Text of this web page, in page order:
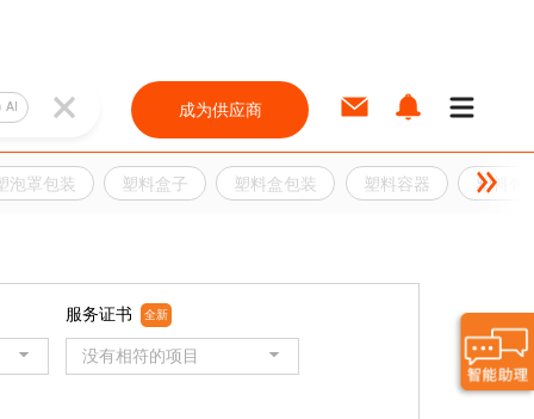
AI 成为供应商
泡罩包装 塑料盒子 塑料盒包装 塑料容器 塑料包
服务证书 全新
没有相符的项目